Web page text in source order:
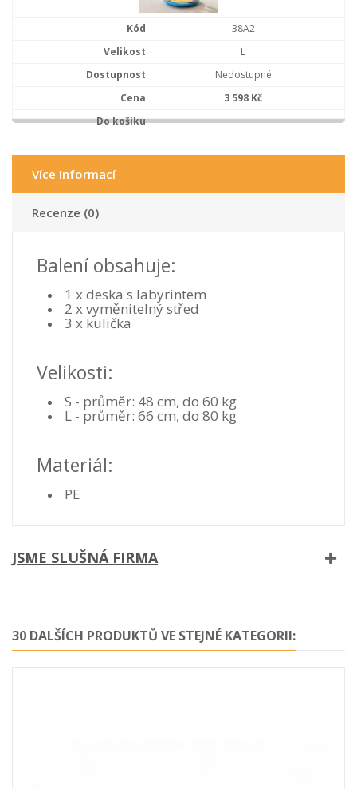
38A2
L
Nedostupné
3 598 Kč
Více Informací
Recenze (0)
Balení obsahuje:
1 x deska s labyrintem
2 x vyměnitelný střed
3 x kulička
Velikosti:
S - průměr: 48 cm, do 60 kg
L - průměr: 66 cm, do 80 kg
Materiál:
PE
JSME SLUŠNÁ FIRMA
30 DALŠÍCH PRODUKTŮ VE STEJNÉ KATEGORII: